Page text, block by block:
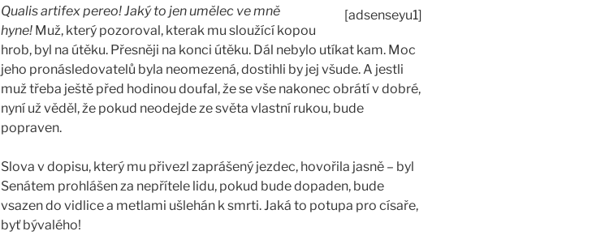
[adsenseyu1]
Qualis artifex pereo! Jaký to jen umělec ve mně
hyne!Muž, který pozoroval, kterak mu sloužící kopou
hrob, byl na útěku. Přesněji na konci útěku. Dál nebylo utíkat kam. Moc
jeho pronásledovatelů byla neomezená, dostihli by jej všude. A jestli
muž třeba ještě před hodinou doufal, že se vše nakonec obrátí v dobré,
nyní už věděl, že pokud neodejde ze světa vlastní rukou, bude
popraven.
Slova v dopisu, který mu přivezl zaprášený jezdec, hovořila jasně – byl
Senátem prohlášen za nepřítele lidu, pokud bude dopaden, bude
vsazen do vidlice a metlami ušlehán k smrti. Jaká to potupa pro císaře,
byť bývalého!